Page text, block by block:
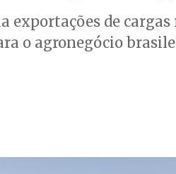
exportações de
o agronegócio